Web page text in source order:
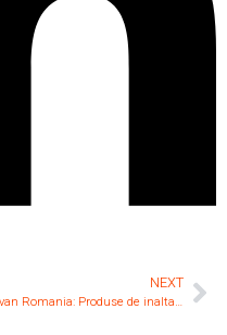
NEXT
Pavan Romania: Produse de inalta calitate pentru constructii si finisaje